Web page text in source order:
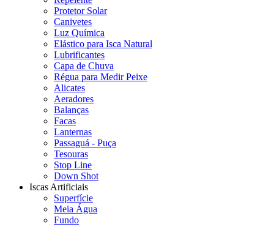
Protetor Solar
Canivetes
Luz Química
Elástico para Isca Natural
Lubrificantes
Capa de Chuva
Régua para Medir Peixe
Alicates
Aeradores
Balanças
Facas
Lanternas
Passaguá - Puça
Tesouras
Stop Line
Down Shot
Iscas Artificiais
Superfície
Meia Água
Fundo